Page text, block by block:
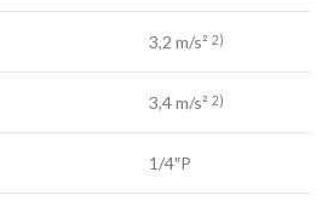
3,2 m/s² 2)
3,4 m/s² 2)
1/4″P